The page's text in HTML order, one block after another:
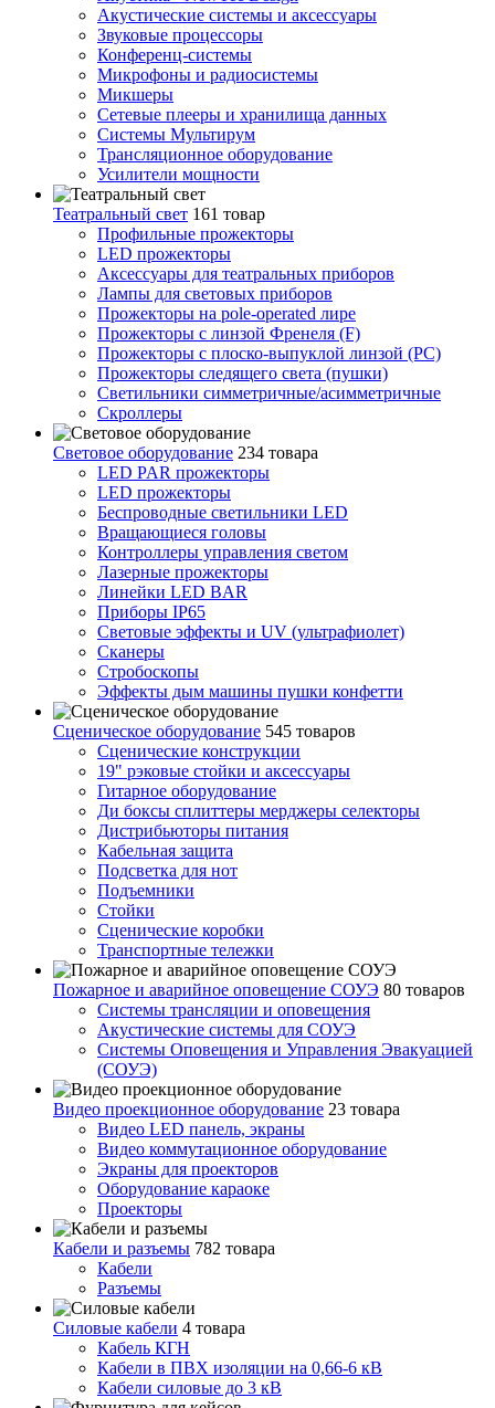
Акустические системы и аксессуары
Звуковые процессоры
Конференц-системы
Микрофоны и радиосистемы
Микшеры
Сетевые плееры и хранилища данных
Системы Мультирум
Трансляционное оборудование
Усилители мощности
Театральный свет 161 товар
Профильные прожекторы
LED прожекторы
Аксессуары для театральных приборов
Лампы для световых приборов
Прожекторы на pole-operated лире
Прожекторы с линзой Френеля (F)
Прожекторы с плоско-выпуклой линзой (PC)
Прожекторы следящего света (пушки)
Светильники симметричные/асимметричные
Скроллеры
Световое оборудование 234 товара
LED PAR прожекторы
LED прожекторы
Беспроводные светильники LED
Вращающиеся головы
Контроллеры управления светом
Лазерные прожекторы
Линейки LED BAR
Приборы IP65
Световые эффекты и UV (ультрафиолет)
Сканеры
Стробоскопы
Эффекты дым машины пушки конфетти
Сценическое оборудование 545 товаров
Сценические конструкции
19" рэковые стойки и аксесcуары
Гитарное оборудование
Ди боксы сплиттеры мерджеры селекторы
Дистрибьюторы питания
Кабельная защита
Подсветка для нот
Подъемники
Стойки
Сценические коробки
Транспортные тележки
Пожарное и аварийное оповещение СОУЭ 80 товаров
Cистемы трансляции и оповещения
Акустические системы для СОУЭ
Системы Оповещения и Управления Эвакуацией
(СОУЭ)
Видео проекционное оборудование 23 товара
Видео LED панель, экраны
Видео коммутационное оборудование
Экраны для проекторов
Оборудование караоке
Проекторы
Кабели и разъемы 782 товара
Кабели
Разъемы
Силовые кабели 4 товара
Кабель КГН
Кабели в ПВХ изоляции на 0,66-6 кВ
Кабели силовые до 3 кВ